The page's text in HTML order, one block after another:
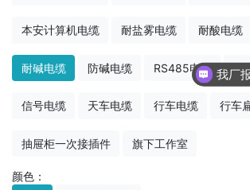
本安计算机电缆 耐盐雾电缆 耐酸电缆
耐碱电缆 防碱电缆 RS485电缆 通
信号电缆 天车电缆 行车电缆 行车
抽屉柜一次接插件 旗下工作室
颜色：